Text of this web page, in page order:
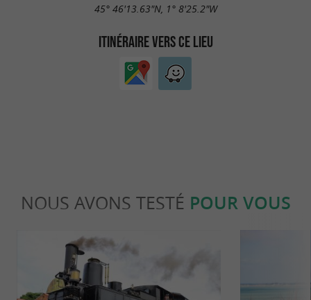
45° 46'13.63"N, 1° 8'25.2"W
ITINÉRAIRE VERS CE LIEU
NOUS AVONS TESTÉ POUR VOUS